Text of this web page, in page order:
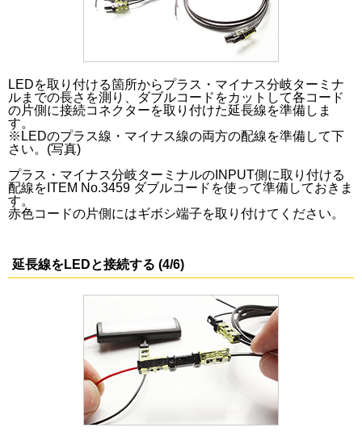
LEDを取り付ける箇所からプラス・マイナス分岐ターミナ
ルまでの長さを測り、ダブルコードをカットして各コード
の片側に接続コネクターを取り付けた延長線を準備しま
す。
※LEDのプラス線・マイナス線の両方の配線を準備して下
さい。(写真)
プラス・マイナス分岐ターミナルのINPUT側に取り付ける
配線をITEM No.3459 ダブルコードを使って準備しておきま
す。
赤色コードの片側にはギボシ端子を取り付けてください。
延長線をLEDと接続する (4/6)